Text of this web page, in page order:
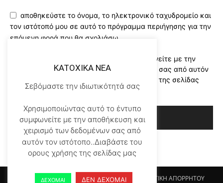
αποθηκεύστε το όνομα, το ηλεκτρονικό ταχυδρομείο και
τον ιστότοπό μου σε αυτό το πρόγραμμα περιήγησης για την
επόμενη φορά που θα σχολιάσω.
Χρησιμοποιώντας αυτό το έντυπο συμφωνείτε με την
αποθήκευση και χειρισμό των δεδομένων σας από αυτόν
τον ιστότοπο..Διαβάστε του ορους χρήσης της σελίδας
μας*
Αρχικη KATOHIKA NEA Login Register ΠΟΛΙΤΙΚΗ ΑΠΟΡΡΗΤΟΥ
KATOXIKA NEA
Σεβόμαστε την ιδιωτικότητά σας
Χρησιμοποιώντας αυτό το έντυπο
συμφωνείτε με την αποθήκευση και
χειρισμό των δεδομένων σας από
αυτόν τον ιστότοπο..Διαβάστε του
ορους χρήσης της σελίδας μας
ΔΕΧΟΜΑΙ ΔΕΝ ΔΕΧΟΜΑΙ